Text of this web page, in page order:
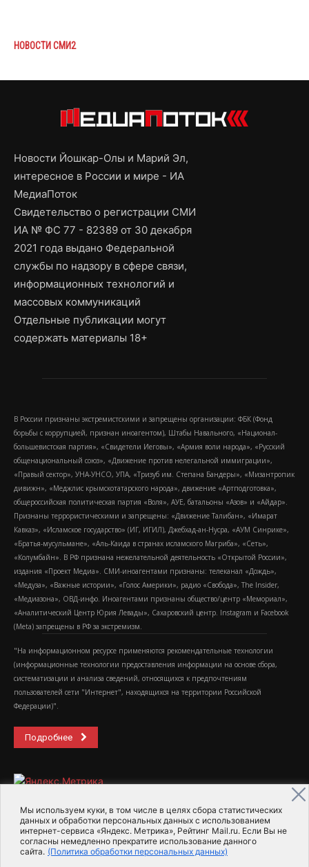
Мы используем куки, в том числе в целях сбора статистических
данных и обработки персональных данных с использованием
интернет-сервиса «Яндекс. Метрика», Рейтинг Mail.ru. Если Вы не
согласны немедленно прекратите использование данного
сайта. (Политика обработки персональных данных)
НОВОСТИ СМИ2
Новости Йошкар-Олы и Марий Эл,
интересное в России и мире - ИА
МедиаПоток
Свидетельство о регистрации СМИ
ИА № ФС 77 - 82389 от 30 декабря
2021 года выдано Федеральной
службы по надзору в сфере связи,
информационных технологий и
массовых коммуникаций
Отдельные публикации могут
содержать материалы 18+
В России признаны экстремистскими и запрещены организации: ФБК (Фонд
борьбы с коррупцией, признан иноагентом), Штабы Навального, «Национал-
большевистская партия», «Свидетели Иеговы», «Армия воли народа», «Русский
общенациональный союз», «Движение против нелегальной иммиграции»,
«Правый сектор», УНА-УНСО, УПА, «Тризуб им. Степана Бандеры», «Мизантропик
дивижн», «Меджлис крымскотатарского народа», движение «Артподготовка»,
общероссийская политическая партия «Воля», АУЕ, батальоны «Азов» и «Айдар».
Признаны террористическими и запрещены: «Движение Талибан», «Имарат
Кавказ», «Исламское государство» (ИГ, ИГИЛ), Джебхад-ан-Нусра, «АУМ Синрике»,
«Братья-мусульмане», «Аль-Каида в странах исламского Магриба», «Сеть»,
«Колумбайн». В РФ признана нежелательной деятельность «Открытой России»,
издания «Проект Медиа». СМИ-иноагентами признаны: телеканал «Дождь»,
«Медуза», «Важные истории», «Голос Америки», радио «Свобода», The Insider,
«Медиазона», ОВД-инфо. Иноагентами признаны общество/центр «Мемориал»,
«Аналитический Центр Юрия Левады», Сахаровский центр. Instagram и Facebook
(Metа) запрещены в РФ за экстремизм.
"На информационном ресурсе применяются рекомендательные технологии
(информационные технологии предоставления информации на основе сбора,
систематизации и анализа сведений, относящихся к предпочтениям
пользователей сети "Интернет", находящихся на территории Российской
Федерации)".
Подробнее
2015-2026- Информационное агентство МедиаПоток